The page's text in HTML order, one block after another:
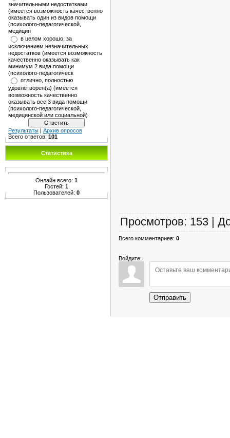
значительными недостатками
(имеется возможность качественно
оказывать один из видов помощи
(психолого-педагогической,
медицин
в целом хорошо, за
исключением незначительных
недостатков (имеется возможность
качественно оказывать как
минимум 2 вида помощи
(психолого-педагогическ
отлично, полностью
удовлетворен(а) (имеется
возможность качественно
оказывать все 3 вида помощи
(психолого-педагогической,
медицинской или социальной)
Результаты
Архив опросов
Всего ответов: 101
Статистика
Онлайн всего: 1
Гостей: 1
Пользователей: 0
Просмотров: 153 |
Всего комментариев: 0
Войдите:
Отправить